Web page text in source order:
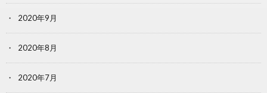
2020年9月
2020年8月
2020年7月